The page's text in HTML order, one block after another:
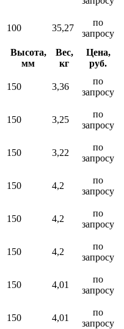
100 35,27
по
запросу
Высота,
мм
Вес,
кг
Цена,
руб.
150 3,36
по
запросу
150 3,25
по
запросу
150 3,22
по
запросу
150 4,2
по
запросу
150 4,2
по
запросу
150 4,2
по
запросу
150 4,01
по
запросу
150 4,01
по
запросу